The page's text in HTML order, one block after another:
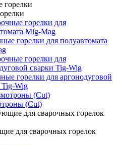
горелки для полуавтомата
горелки для аргонодуговой
Tig-Wig
(Сut)
для сварочных горелок